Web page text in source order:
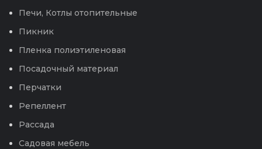
Печи, Котлы отопительные
Пикник
Пленка полиэтиленовая
Посадочный материал
Перчатки
Репеллент
Рассада
Садовая мебель